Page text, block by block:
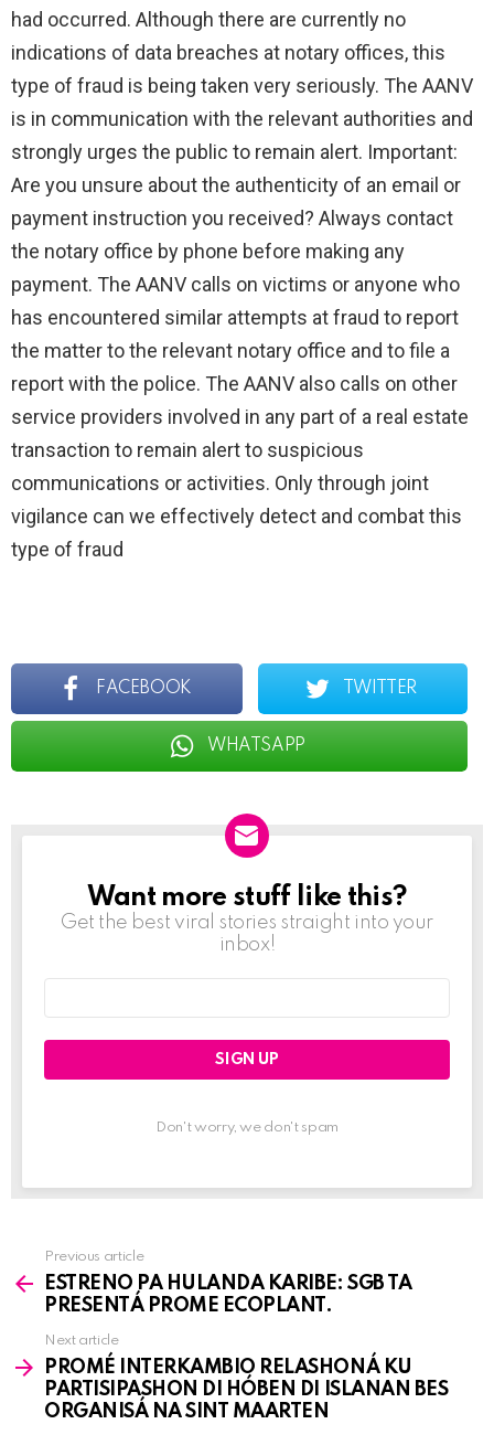
had occurred. Although there are currently no
indications of data breaches at notary offices, this
type of fraud is being taken very seriously. The AANV
is in communication with the relevant authorities and
strongly urges the public to remain alert. Important:
Are you unsure about the authenticity of an email or
payment instruction you received? Always contact
the notary office by phone before making any
payment. The AANV calls on victims or anyone who
has encountered similar attempts at fraud to report
the matter to the relevant notary office and to file a
report with the police. The AANV also calls on other
service providers involved in any part of a real estate
transaction to remain alert to suspicious
communications or activities. Only through joint
vigilance can we effectively detect and combat this
type of fraud
FACEBOOK TWITTER
WHATSAPP
NEWSLETTER
Want more stuff like this?
Get the best viral stories straight into your
inbox!
Don't worry, we don't spam
more
Previous article
ESTRENO PA HULANDA KARIBE: SGB TA
PRESENTÁ PROME ECOPLANT.
Next article
PROMÉ INTERKAMBIO RELASHONÁ KU
PARTISIPASHON DI HÓBEN DI ISLANAN BES
ORGANISÁ NA SINT MAARTEN